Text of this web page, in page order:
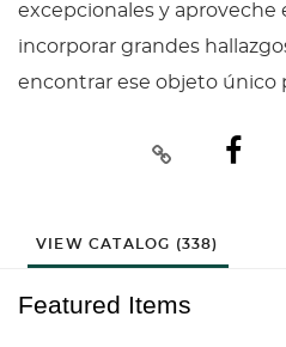
excepcionales y aproveche
incorporar grandes
encontrar ese objeto único
VIEW CATALOG (338)
Featured Items